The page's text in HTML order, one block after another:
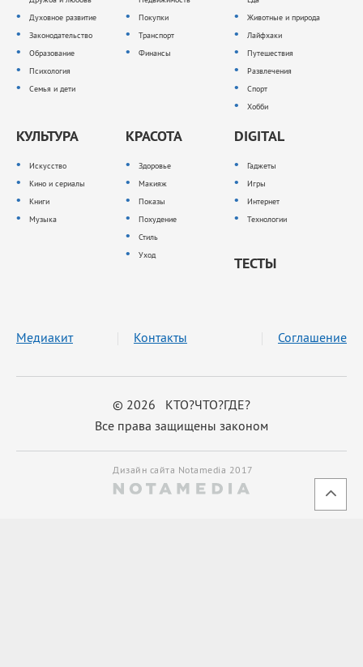
Духовное развитие
Законодательство
Образование
Психология
Семья и дети
Покупки
Транспорт
Финансы
Животные и природа
Лайфхаки
Путешествия
Развлечения
Спорт
Хобби
КУЛЬТУРА
Искусство
Кино и сериалы
Книги
Музыка
КРАСОТА
Здоровье
Макияж
Показы
Похудение
Стиль
Уход
DIGITAL
Гаджеты
Игры
Интернет
Технологии
ТЕСТЫ
© 2026 КТО?ЧТО?ГДЕ?
Все права защищены законом
Медиакит Контакты Соглашение
Дизайн сайта Notamedia 2017